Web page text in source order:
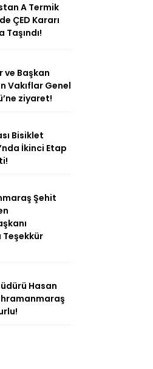
A Termik
ÇED Kararı
Taşındı!
ve Başkan
Vakıflar Genel
ziyaret!
Bisiklet
İkinci Etap
Şehit
Teşekkür
Hasan